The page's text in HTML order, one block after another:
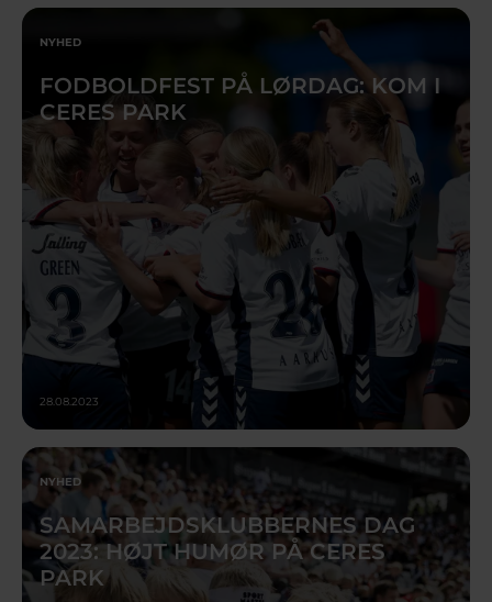
NYHED
FODBOLDFEST PÅ LØRDAG: KOM I
CERES PARK
28.08.2023
NYHED
SAMARBEJDSKLUBBERNES DAG
2023: HØJT HUMØR PÅ CERES
PARK